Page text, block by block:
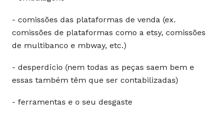
- comissões das plataformas de venda (ex.
comissões de plataformas como a etsy, comissões
de multibanco e mbway, etc.)
- desperdício (nem todas as peças saem bem e
essas também têm que ser contabilizadas)
- ferramentas e o seu desgaste